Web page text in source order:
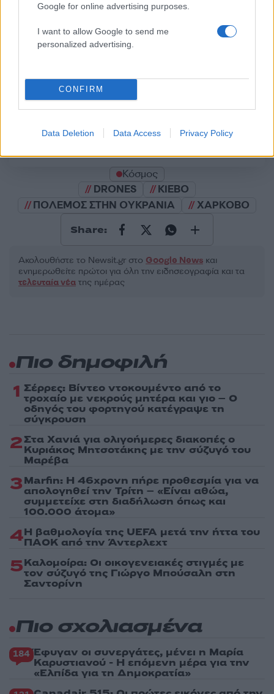
Google for online advertising purposes.
I want to allow Google to send me
personalized advertising.
CONFIRM
Data Deletion Data Access Privacy Policy
Κόσμος
DRONES
ΚΙΕΒΟ
ΠΟΛΕΜΟΣ ΣΤΗΝ ΟΥΚΡΑΝΙΑ
ΧΑΡΚΟΒΟ
Share:
Ακολουθήστε το Νewsit.gr στο Google News και
ενημερωθείτε πρώτοι για όλη την ειδησεογραφία και τα
τελευταία νέα της ημέρας
Πιο δημοφιλή
1 Σέρρες: Βίντεο ντοκουμέντο από το
τροχαίο με νεκρούς μητέρα και γιο – Ο
οδηγός του φορτηγού κατέγραψε τη
σύγκρουση
2Στα Χανιά για ολιγοήμερες διακοπές ο
Κυριάκος Μητσοτάκης με την σύζυγό του
Μαρέβα
3Marfin: Η 46χρονη πήρε προθεσμία για να
απολογηθεί την Τρίτη – «Είναι αθώα,
συμμετείχε στη διαδήλωση όπως και
100.000 άτομα»
4Η βαθμολογία της UEFA μετά την ήττα του
ΠΑΟΚ από την Άντερλεχτ
5Καλομοίρα: Οι οικογενειακές στιγμές με
τον σύζυγό της Γιώργο Μπούσαλη στη
Σαντορίνη
Πιο σχολιασμένα
184 Έφυγαν οι συνεργάτες, μένει η Μαρία
Καρυστιανού - Η επόμενη μέρα για την
«Ελπίδα για τη Δημοκρατία»